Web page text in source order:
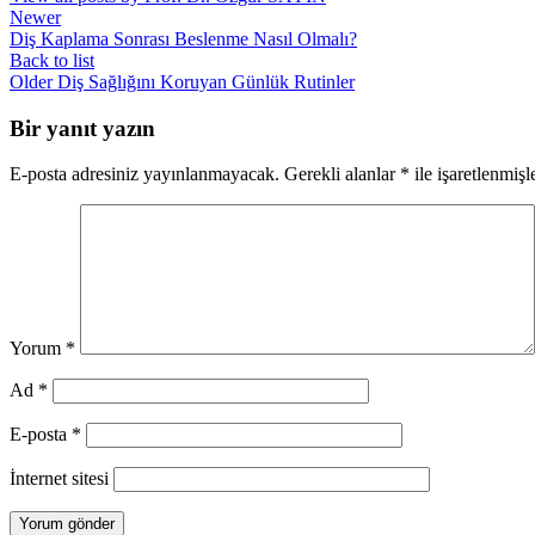
Newer
Diş Kaplama Sonrası Beslenme Nasıl Olmalı?
Back to list
Older Diş Sağlığını Koruyan Günlük Rutinler
Bir yanıt yazın
E-posta adresiniz yayınlanmayacak. Gerekli alanlar * ile
Yorum *
Ad *
E-posta *
İnternet sitesi